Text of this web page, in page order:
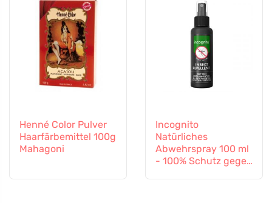
Henné Color Pulver
Haarfärbemittel 100g
Mahagoni
Incognito
Natürliches
Abwehrspray 100 ml
- 100% Schutz gegen